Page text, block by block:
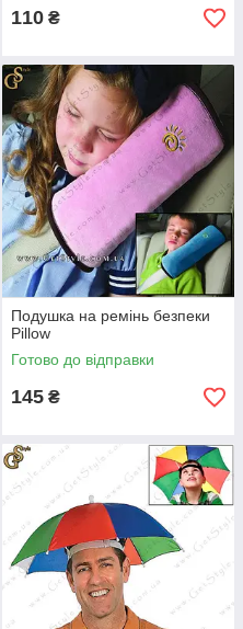
110 ₴
Подушка на ремінь безпеки
Pillow
Готово до відправки
145 ₴